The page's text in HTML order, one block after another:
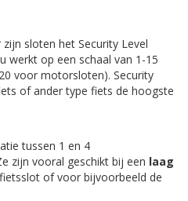
sloten het Security Level
werkt op een schaal van 1-15
voor motorsloten). Security
of ander type fiets de hoogste
tussen 1 en 4
zijn vooral geschikt bij een laag
of voor bijvoorbeeld de